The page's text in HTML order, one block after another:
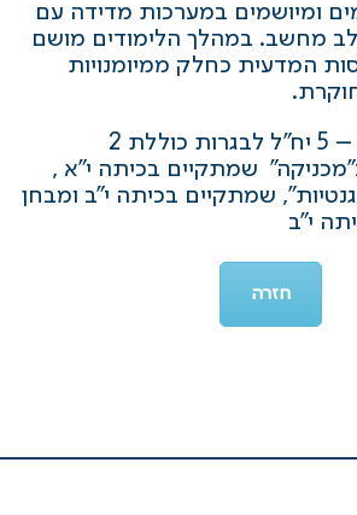
ומיושמים במערכות מדידה עם
מחשב. במהלך הלימודים מושם
המדעית כחלק ממיומנויות
ל – 5 יח"ל לבגרות כוללת 2
שמתקיים בכיתה י"א ,
שמתקיים בכיתה י"ב ומבחן
י"ב
חזרה